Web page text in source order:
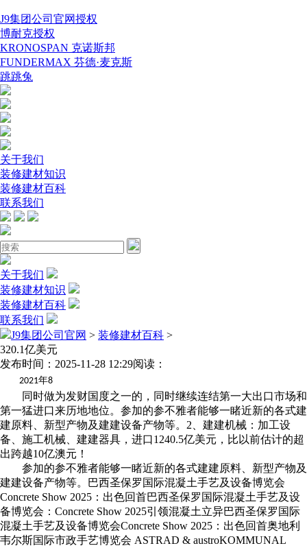
J9集团公司官网授权
博耐克授权
KRONOSPAN 克诺斯邦
FUNDERMAX 芬德·麦克斯
跳跳兔
关于我们
装修建材知识
装修建材百科
联系我们
关于我们
装修建材知识
装修建材百科
联系我们
J9集团公司官网 > 装修建材百科 >
320.1亿美元
发布时间：2025-11-28 12:29阅读：
2021年8
同时做为发财国度之一的，同时继续连结第一大出口市场和
第一猛进口来历地地位。参加的参不雅者能够一睹近新的各式建
建原料、新型产物及建建设备产物等。2、建建机械：加工设
备、施工机械、建建器具，进口1240.5亿美元，比以前估计的超
出跨越10亿澳元！
参加的参不雅者能够一睹近新的各式建建原料、新型产物及
建建设备产物等。巴西圣保罗国际混凝土手艺及设备博览会
Concrete Show 2025：出色回首巴西圣保罗国际混凝土手艺及设
备博览会：Concrete Show 2025引领混凝土立异巴西圣保罗国际
混凝土手艺及设备博览会Concrete Show 2025：出色回首奥地利
韦尔斯国际市政手艺博览会 ASTRAD & austroKOMMUNAL